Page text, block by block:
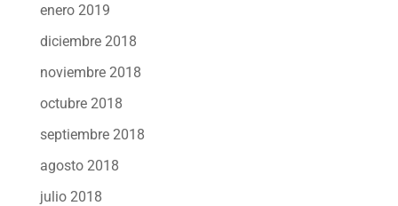
enero 2019
diciembre 2018
noviembre 2018
octubre 2018
septiembre 2018
agosto 2018
julio 2018